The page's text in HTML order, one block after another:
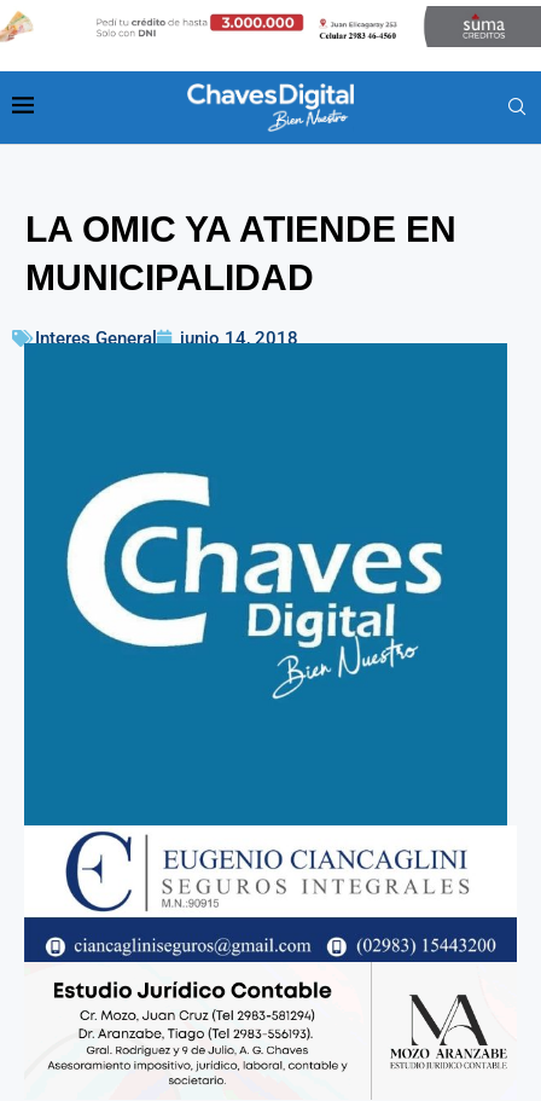
LA OMIC YA ATIENDE EN
MUNICIPALIDAD
Interes General junio 14, 2018